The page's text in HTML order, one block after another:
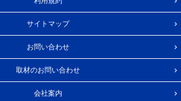
サイトマップ
お問い合わせ
取材のお問い合わせ
会社案内